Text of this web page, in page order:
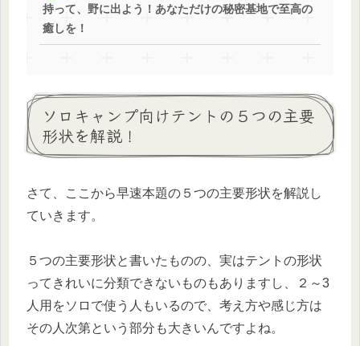
持って、野に出よう！あなただけの秘密基地で至高の
癒しを！
ソロキャンプ向けテントの５つの主要
形状を解説！
さて、ここから早速本題の５つの主要形状を解説し
ていきます。
５つの主要形状と書いたものの、実はテントの形状
ってきれいに分類できないものもありますし、２～3
人用をソロで使う人もいるので、考え方や感じ方は
その人次第という部分も大きいんですよね。